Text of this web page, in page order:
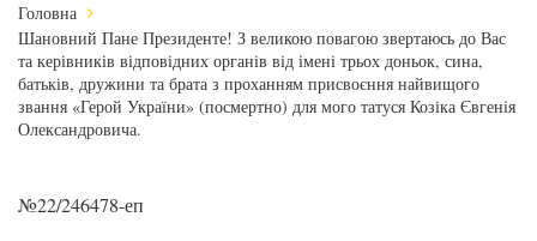
Головна
Шановний Пане Президенте! З великою повагою звертаюсь до Вас
та керівників відповідних органів від імені трьох доньок, сина,
батьків, дружини та брата з проханням присвоєння найвищого
звання «Герой України» (посмертно) для мого татуся Козіка Євгенія
Олександровича.
№22/246478-еп